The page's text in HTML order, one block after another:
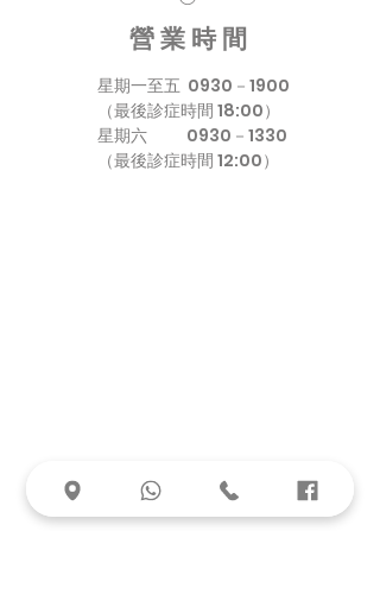
營 業 時 間
星期一至五 0930－1900
（最後診症時間 18:00）
星期六 0930－1330
（最後診症時間 12:00）